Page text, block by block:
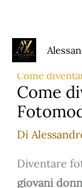
Vai
contenuto
Home
Come
Come
Di
Diventare
giovanidon